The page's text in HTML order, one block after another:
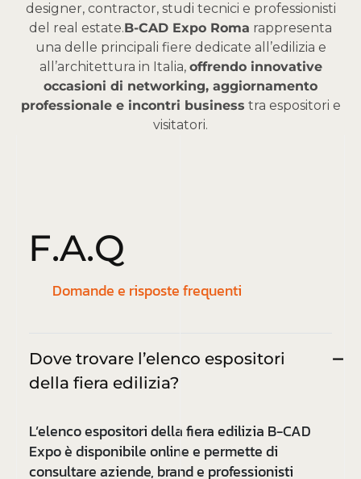
designer, contractor, studi tecnici e professionisti
del real estate.B-CAD Expo Roma rappresenta
una delle principali fiere dedicate all’edilizia e
all’architettura in Italia, offrendo innovative
occasioni di networking, aggiornamento
professionale e incontri business tra espositori e
visitatori.
F.A.Q
Domande e risposte frequenti
Dove trovare l’elenco espositori
della fiera edilizia?
L’elenco espositori della fiera edilizia B-CAD
Expo è disponibile online e permette di
consultare aziende, brand e professionisti